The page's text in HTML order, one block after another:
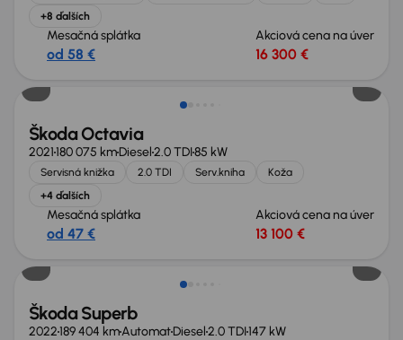
+8 ďalších
Mesačná splátka
od 58 €
Akciová cena na úver
16 300 €
Škoda Octavia
2021180 075 kmDiesel2.0 TDI85 kW
Servisná knižka 2.0 TDI Serv.kniha
Koža
+4 ďalších
Mesačná splátka
od 47 €
Akciová cena na úver
13 100 €
Škoda Superb
2022189 404 kmAutomatDiesel2.0 TDI147 kW